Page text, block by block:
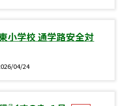
小学校 通学路安全対
04/24